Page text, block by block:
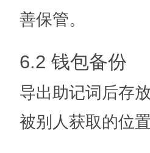
善保管。
6.2 钱包备份
导出助记词后存
被别人获取的位置